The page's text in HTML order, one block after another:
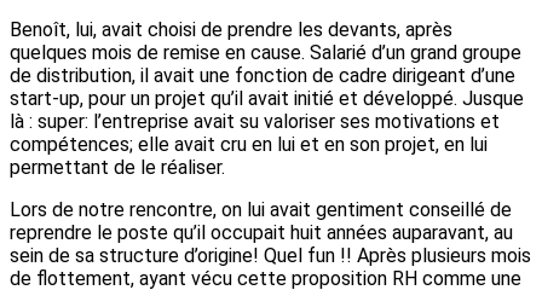
Benoît, lui, avait choisi de prendre les devants, après
quelques mois de remise en cause. Salarié d’un grand groupe
de distribution, il avait une fonction de cadre dirigeant d’une
start-up, pour un projet qu’il avait initié et développé. Jusque
là : super: l’entreprise avait su valoriser ses motivations et
compétences; elle avait cru en lui et en son projet, en lui
permettant de le réaliser.
Lors de notre rencontre, on lui avait gentiment conseillé de
reprendre le poste qu’il occupait huit années auparavant, au
sein de sa structure d’origine! Quel fun !! Après plusieurs mois
de flottement, ayant vécu cette proposition RH comme une